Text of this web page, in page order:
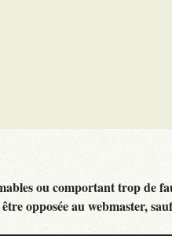
ou comportant trop de
opposée au webmaster,